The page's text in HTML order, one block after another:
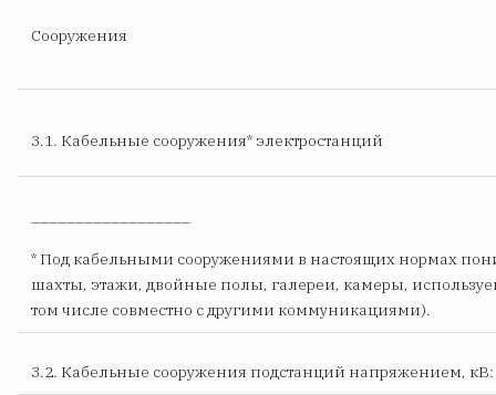
Сооружения
3.1. Кабельные сооружения* электростанций
* Под кабельными сооружениями в настоящих нормах
шахты, этажи, двойные полы, галереи, камеры,
том числе совместно с другими коммуникациями).
3.2. Кабельные сооружения подстанций напряжением, кВ: